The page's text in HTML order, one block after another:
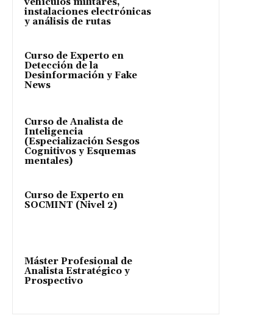
instalaciones electrónicas
y análisis de rutas
Curso de Experto en
Detección de la
Desinformación y Fake
News
Curso de Analista de
Inteligencia
(Especialización Sesgos
Cognitivos y Esquemas
mentales)
Curso de Experto en
SOCMINT (Nivel 2)
Máster Profesional de
Analista Estratégico y
Prospectivo